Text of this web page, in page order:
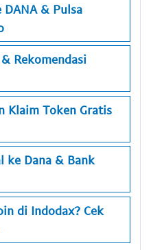
DANA & Pulsa
Rekomendasi
Klaim Token Gratis
ke Dana & Bank
di Indodax? Cek